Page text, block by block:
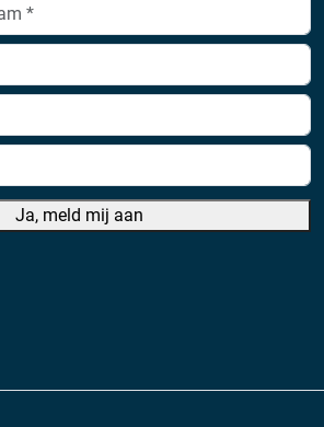
Ja, meld mij aan